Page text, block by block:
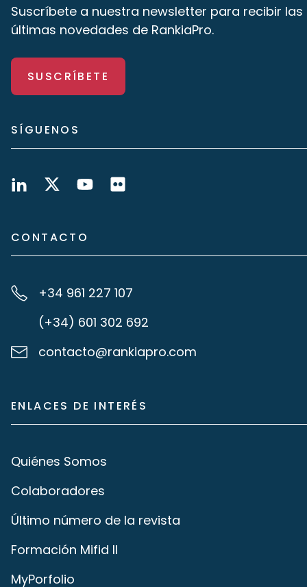
Suscríbete a nuestra newsletter para recibir las
últimas novedades de RankiaPro.
SUSCRÍBETE
SÍGUENOS
CONTACTO
+34 961 227 107
(+34) 601 302 692
contacto@rankiapro.com
ENLACES DE INTERÉS
Quiénes Somos
Colaboradores
Último número de la revista
Formación Mifid II
MyPorfolio